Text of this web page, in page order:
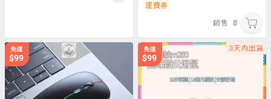
運費券
銷售 8